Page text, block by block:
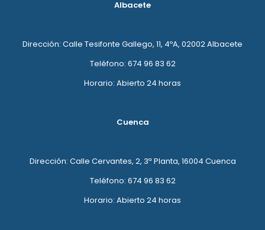
Albacete
Dirección: Calle Tesifonte Gallego, 11, 4ºA, 02002 Albacete
Teléfono: 674 96 83 62
Horario: Abierto 24 horas
Cuenca
Dirección: Calle Cervantes, 2, 3ª Planta, 16004 Cuenca
Teléfono: 674 96 83 62
Horario: Abierto 24 horas